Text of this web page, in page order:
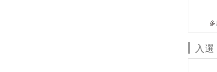
入選